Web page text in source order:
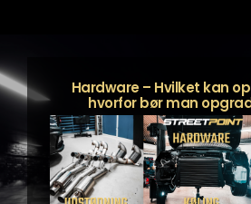
Hardware – Hvilket kan
hvorfor bør man